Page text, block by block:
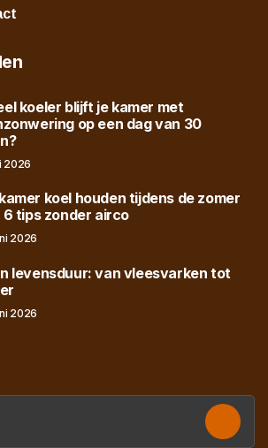
koeler blijft je kamer met
op een dag van 30
2026
koel houden tijdens de zomer
6 tips zonder airco
2026
levensduur: van vleesvarken tot
2026